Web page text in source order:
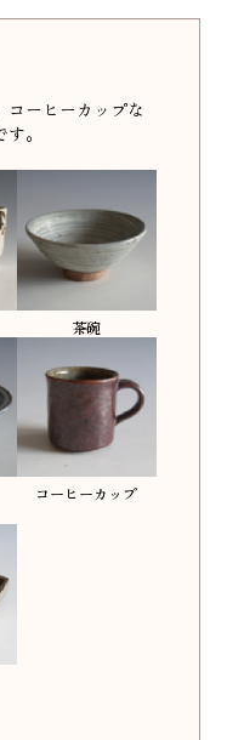
コーヒーカップな
。
茶碗
コーヒーカップ